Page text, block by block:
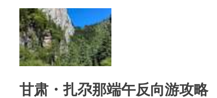
甘肃・扎尕那端午反向游攻略